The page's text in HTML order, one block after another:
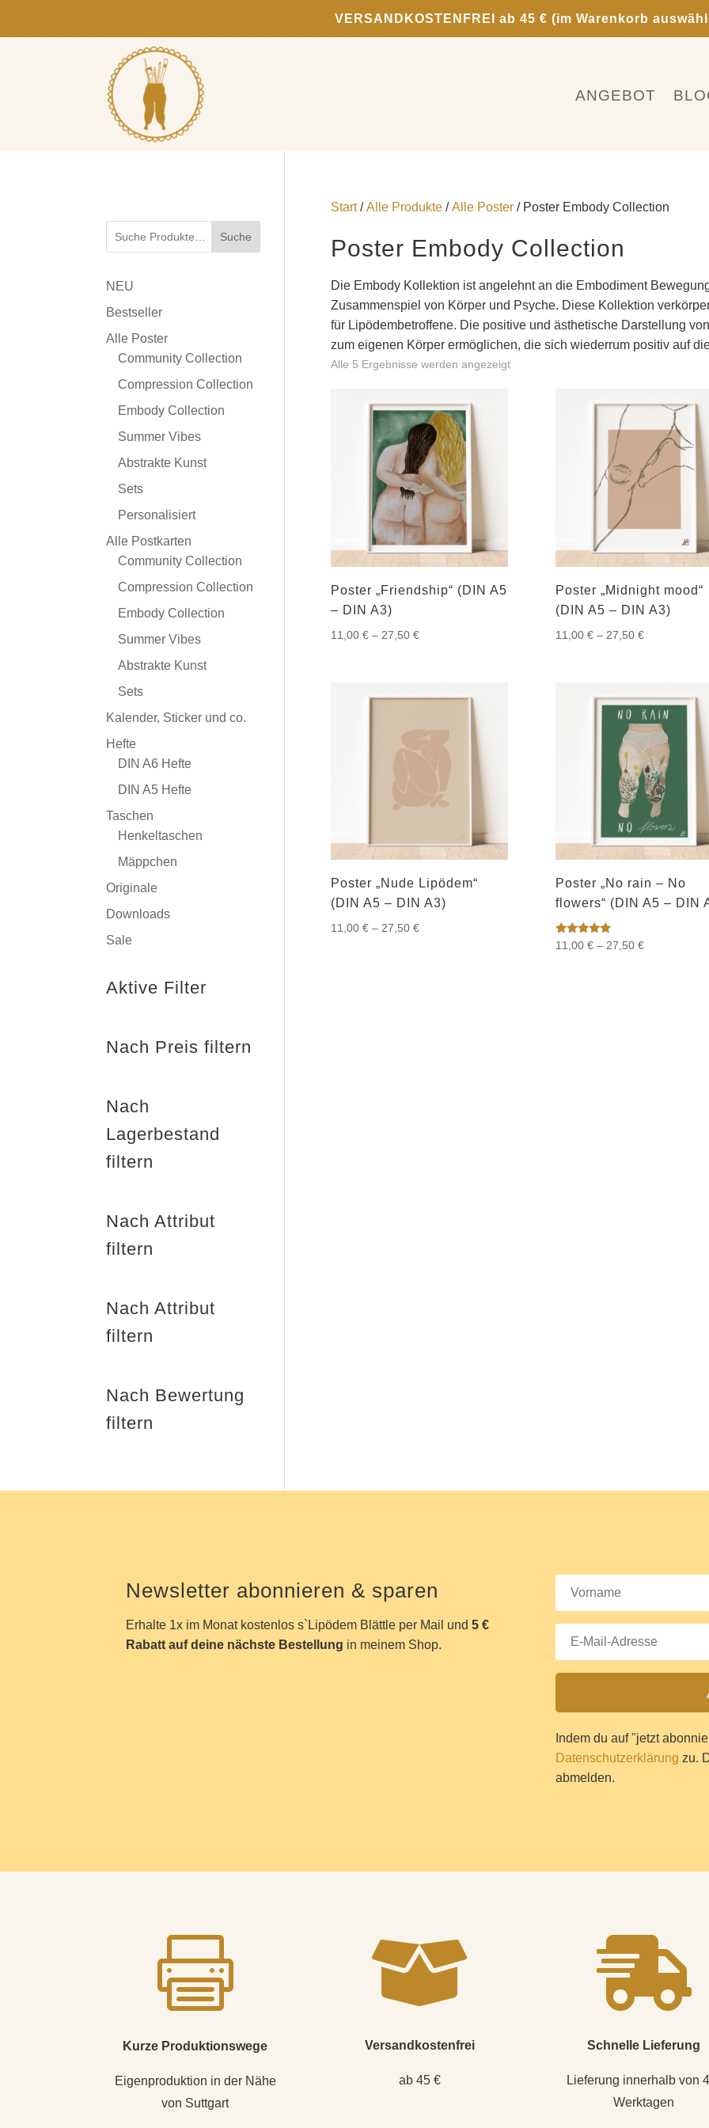
VERSANDKOSTENFREI ab 45 € (im Warenkorb
ANGEBOT
Start/Alle Produkte/Alle Poster/ Poster Embody Collection
Poster Embody Collection
Die Embody Kollektion ist angelehnt an die Embodiment
Zusammenspiel von Körper und Psyche. Diese Kollektion
für Lipödembetroffene. Die positive und ästhetische Darstellung
zum eigenen Körper ermöglichen, die sich wiederrum positiv auf
Alle 5 Ergebnisse werden angezeigtNach
Poster „Friendship“ (DIN A5
– DIN A3)
11,00 € – 27,50 €Preisspanne:
Poster „Midnight mood“
(DIN A5 – DIN A3)
11,00 € – 27,50 €Preisspanne:
Poster „Nude Lipödem“
(DIN A5 – DIN A3)
11,00 € – 27,50 €Preisspanne:
Poster „No rain – No
flowers“ (DIN A5 – DIN
Bewertet
mit
11,00 € – 27,50 €Preisspanne:
Suche
NEU
Bestseller
Alle Poster
Community Collection
Compression Collection
Embody Collection
Summer Vibes
Abstrakte Kunst
Sets
Personalisiert
Alle Postkarten
Community Collection
Compression Collection
Embody Collection
Summer Vibes
Abstrakte Kunst
Sets
Kalender, Sticker und co.
Hefte
DIN A6 Hefte
DIN A5 Hefte
Taschen
Henkeltaschen
Mäppchen
Originale
Downloads
Sale
Aktive Filter
Nach Preis filtern
Nach
Lagerbestand
filtern
Nach Attribut
filtern
Nach Attribut
filtern
Nach Bewertung
filtern
Newsletter abonnieren & sparen
Erhalte 1x im Monat kostenlos s`Lipödem Blättle per Mail und5 €
Rabatt auf deine nächste Bestellung in meinem Shop.
Indem du auf "jetzt
Datenschutzerklärung zu.
abmelden.

Kurze Produktionswege
Eigenproduktion in der Nähe
von Suttgart

Versandkostenfrei
ab 45 €

Schnelle Lieferung
Lieferung innerhalb von
Werktagen